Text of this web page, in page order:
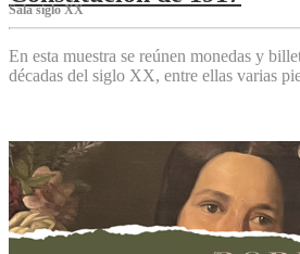
Sala siglo XX
En esta muestra se reúnen monedas y
décadas del siglo XX, entre ellas varias